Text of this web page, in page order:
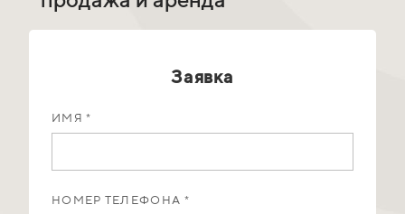
Заявка
ИМЯ *
НОМЕР ТЕЛЕФОНА *